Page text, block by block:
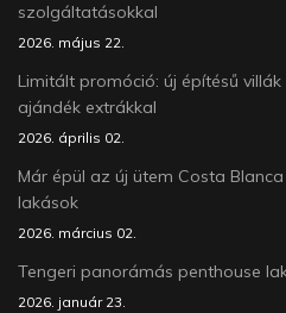
szolgáltatásokkal
2026. május 22.
Limitált promóció: új építésű
ajándék extrákkal
2026. április 02.
Már épül az új ütem Costa
lakások
2026. március 02.
Tengeri panorámás penthouse
2026. január 23.